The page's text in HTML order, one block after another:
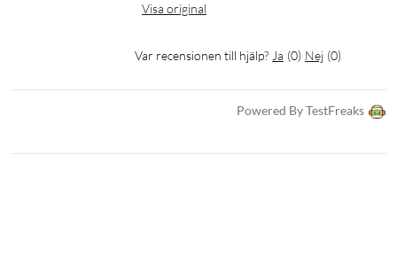
Hållare för mikrofonenVisa original
Var recensionen till hjälp? Ja (0) Nej (0)
Powered By TestFreaks